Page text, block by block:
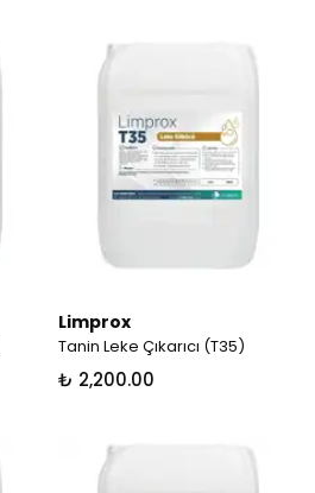
Limprox
Tanin Leke Çıkarıcı (T35)
₺ 2,200.00